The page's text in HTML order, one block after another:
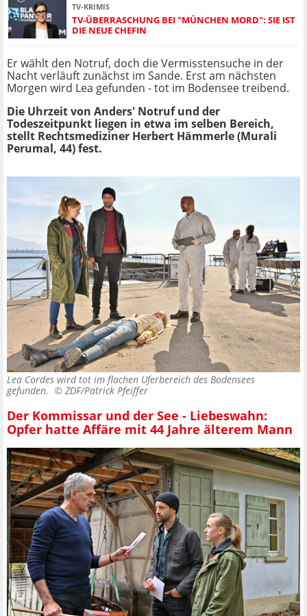
TV-KRIMIS
TV-ÜBERRASCHUNG BEI "MÜNCHEN MORD": SIE IST
DIE NEUE CHEFIN
Er wählt den Notruf, doch die Vermisstensuche in der
Nacht verläuft zunächst im Sande. Erst am nächsten
Morgen wird Lea gefunden - tot im Bodensee treibend.
Die Uhrzeit von Anders' Notruf und der
Todeszeitpunkt liegen in etwa im selben Bereich,
stellt Rechtsmediziner Herbert Hämmerle (Murali
Perumal, 44) fest.
Lea Cordes wird tot im flachen Uferbereich des Bodensees
gefunden. © ZDF/Patrick Pfeiffer
Der Kommissar und der See - Liebeswahn:
Opfer hatte Affäre mit 44 Jahre älterem Mann